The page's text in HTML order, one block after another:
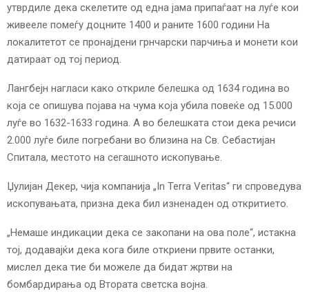
утврдиле дека скелетите од една јама припаѓаат на луѓе кои
живееле помеѓу доцните 1400 и раните 1600 години На
локалитетот се пронајдени грнчарски парчиња и монети кои
датираат од тој период.
Лангбејн нагласи како откриле белешка од 1634 година во
која се опишува појава на чума која убила повеќе од 15.000
луѓе во 1632-1633 година. А во белешката стои дека речиси
2.000 луѓе биле погребани во близина на Св. Себастијан
Спитала, местото на сегашното ископување.
Џулијан Декер, чија компанија „In Terra Veritas“ ги спроведува
ископувањата, призна дека бил изненаден од откритието.
„Немаше индикации дека се закопани на ова поле“, истакна
тој, додавајќи дека кога биле откриени првите останки,
мислел дека тие би можеле да бидат жртви на
бомбардирања од Втората светска војна.